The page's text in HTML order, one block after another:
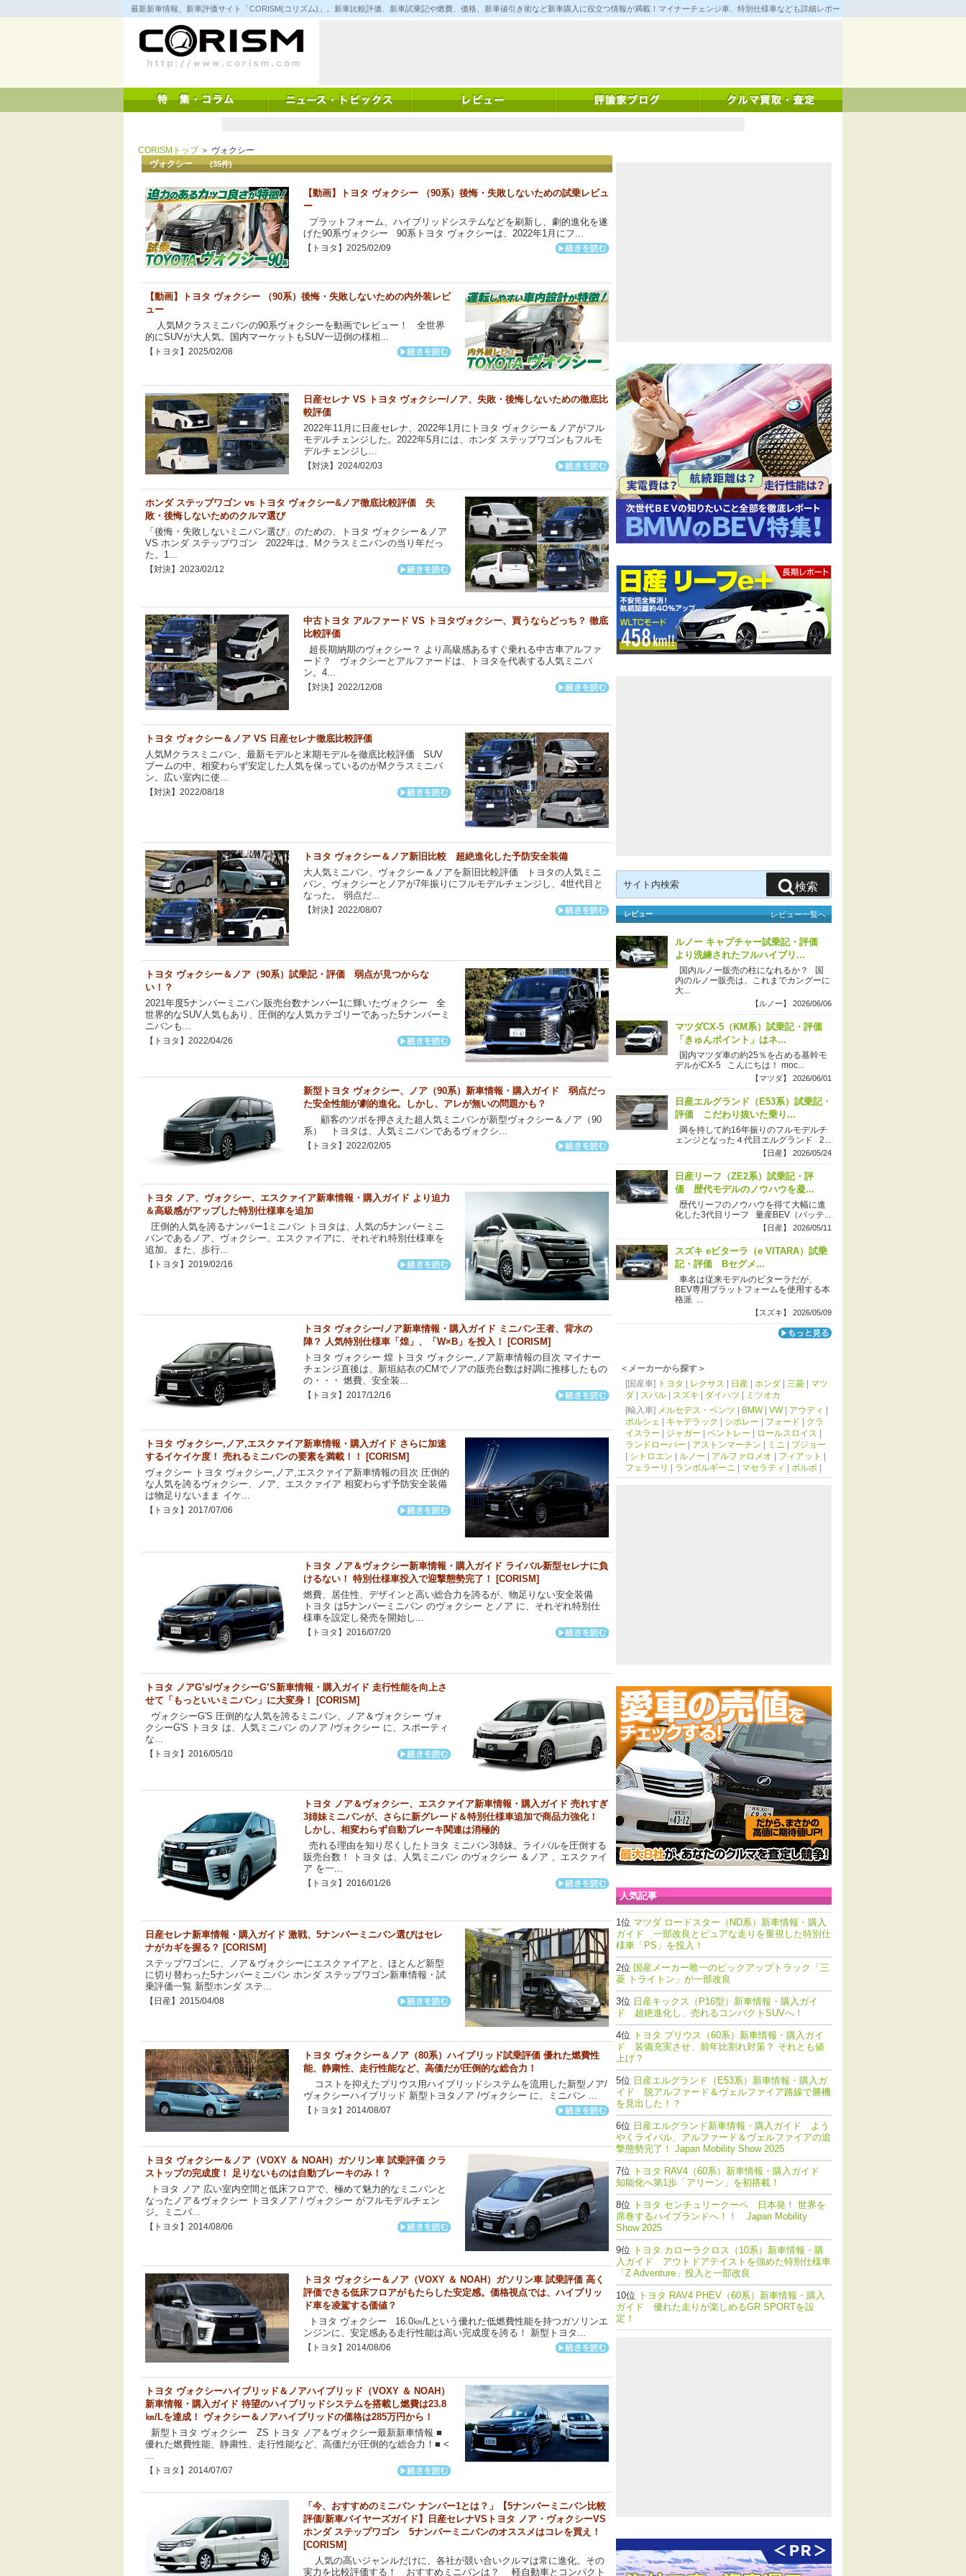
コ
ン
キ
ッ
最新新車情報、新車評価サイト「CORISM(コリズム)」。新車比較評価、新車試乗記や燃費、価格、新車値引き術など新車購入に役立つ情報が満載！マイナーチェンジ車、特別仕様車なども詳細レポート！
CORISMトップ＞ ヴォクシー
ヴォクシー(35件)
【動画】トヨタ ヴォクシー （90系）後悔・失敗しないための試乗レビュ
ー
プラットフォーム、ハイブリッドシステムなどを刷新し、劇的進化を遂
げた90系ヴォクシー 90系トヨタ ヴォクシーは、2022年1月にフ...
【トヨタ】2025/02/09
【動画】トヨタ ヴォクシー （90系）後悔・失敗しないための内外装レビ
ュー
人気Mクラスミニバンの90系ヴォクシーを動画でレビュー！ 全世界
的にSUVが大人気。国内マーケットもSUV一辺倒の様相...
【トヨタ】2025/02/08
日産セレナ VS トヨタ ヴォクシー/ノア、失敗・後悔しないための徹底比
較評価
2022年11月に日産セレナ、2022年1月にトヨタ ヴォクシー＆ノアがフル
モデルチェンジした。2022年5月には、ホンダ ステップワゴンもフルモ
デルチェンジし...
【対決】2024/02/03
ホンダ ステップワゴン vs トヨタ ヴォクシー&ノア徹底比較評価 失
敗・後悔しないためのクルマ選び
「後悔・失敗しないミニバン選び」のための、トヨタ ヴォクシー＆ノア
VS ホンダ ステップワゴン 2022年は、Mクラスミニバンの当り年だっ
た。1...
【対決】2023/02/12
中古トヨタ アルファード VS トヨタヴォクシー、買うならどっち？ 徹底
比較評価
超長期納期のヴォクシー？ より高級感あるすぐ乗れる中古車アルファ
ード？ ヴォクシーとアルファードは、トヨタを代表する人気ミニバ
ン。4...
【対決】2022/12/08
トヨタ ヴォクシー＆ノア VS 日産セレナ徹底比較評価
人気Mクラスミニバン、最新モデルと末期モデルを徹底比較評価 SUV
ブームの中、相変わらず安定した人気を保っているのがMクラスミニバ
ン。広い室内に使...
【対決】2022/08/18
トヨタ ヴォクシー＆ノア新旧比較 超絶進化した予防安全装備
大人気ミニバン、ヴォクシー＆ノアを新旧比較評価 トヨタの人気ミニ
バン、ヴォクシーとノアが7年振りにフルモデルチェンジし、4世代目と
なった。 弱点だ...
【対決】2022/08/07
トヨタ ヴォクシー＆ノア（90系）試乗記・評価 弱点が見つからな
い！？
2021年度5ナンバーミニバン販売台数ナンバー1に輝いたヴォクシー 全
世界的なSUV人気もあり、圧倒的な人気カテゴリーであった5ナンバーミ
ニバンも...
【トヨタ】2022/04/26
新型トヨタ ヴォクシー、ノア（90系）新車情報・購入ガイド 弱点だっ
た安全性能が劇的進化。しかし、アレが無いの問題かも？
顧客のツボを押さえた超人気ミニバンが新型ヴォクシー＆ノア（90
系） トヨタは、人気ミニバンであるヴォクシ...
【トヨタ】2022/02/05
トヨタ ノア、ヴォクシー、エスクァイア新車情報・購入ガイド より迫力
＆高級感がアップした特別仕様車を追加
圧倒的人気を誇るナンバー1ミニバン トヨタは、人気の5ナンバーミニ
バンであるノア、ヴォクシー、エスクァイアに、それぞれ特別仕様車を
追加。また、歩行...
【トヨタ】2019/02/16
トヨタ ヴォクシー/ノア新車情報・購入ガイド ミニバン王者、背水の
陣？ 人気特別仕様車「煌」、「W×B」を投入！ [CORISM]
トヨタ ヴォクシー 煌 トヨタ ヴォクシー,ノア新車情報の目次 マイナー
チェンジ直後は、新垣結衣のCMでノアの販売台数は好調に推移したもの
の・・・ 燃費、安全装...
【トヨタ】2017/12/16
トヨタ ヴォクシー,ノア,エスクァイア新車情報・購入ガイド さらに加速
するイケイケ度！ 売れるミニバンの要素を満載！！ [CORISM]
ヴォクシー トヨタ ヴォクシー,ノア,エスクァイア新車情報の目次 圧倒的
な人気を誇るヴォクシー、ノア、エスクァイア 相変わらず予防安全装備
は物足りないまま イケ...
【トヨタ】2017/07/06
トヨタ ノア＆ヴォクシー新車情報・購入ガイド ライバル新型セレナに負
けるない！ 特別仕様車投入で迎撃態勢完了！ [CORISM]
燃費、居住性、デザインと高い総合力を誇るが、物足りない安全装備
トヨタ は5ナンバーミニバン のヴォクシー とノア に、それぞれ特別仕
様車を設定し発売を開始し...
【トヨタ】2016/07/20
トヨタ ノアG’s/ヴォクシーG’S新車情報・購入ガイド 走行性能を向上さ
せて「もっといいミニバン」に大変身！ [CORISM]
ヴォクシーG'S 圧倒的な人気を誇るミニバン、ノア＆ヴォクシー ヴォ
クシーG'S トヨタ は、人気ミニバン のノア /ヴォクシー に、スポーティ
な...
【トヨタ】2016/05/10
トヨタ ノア＆ヴォクシー、エスクァイア新車情報・購入ガイド 売れすぎ
3姉妹ミニバンが、さらに新グレード＆特別仕様車追加で商品力強化！
しかし、相変わらず自動ブレーキ関連は消極的
売れる理由を知り尽くしたトヨタ ミニバン3姉妹。ライバルを圧倒する
販売台数！ トヨタ は、人気ミニバン のヴォクシー ＆ノア 、エスクァイ
ア を一...
【トヨタ】2016/01/26
日産セレナ新車情報・購入ガイド 激戦、5ナンバーミニバン選びはセレ
ナがカギを握る？ [CORISM]
ステップワゴンに、ノア＆ヴォクシーにエスクァイアと、ほとんど新型
に切り替わった5ナンバーミニバン ホンダ ステップワゴン新車情報・試
乗評価一覧 新型ホンダ ステ...
【日産】2015/04/08
トヨタ ヴォクシー＆ノア（80系）ハイブリッド試乗評価 優れた燃費性
能、静粛性、走行性能など、高価だが圧倒的な総合力！
コストを抑えたプリウス用ハイブリッドシステムを流用した新型ノア/
ヴォクシーハイブリッド 新型トヨタノア /ヴォクシー に、ミニバン ...
【トヨタ】2014/08/07
トヨタ ヴォクシー＆ノア（VOXY ＆ NOAH）ガソリン車 試乗評価 クラ
ストップの完成度！ 足りないものは自動ブレーキのみ！？
トヨタ ノア 広い室内空間と低床フロアで、極めて魅力的なミニバンと
なったノア＆ヴォクシー トヨタノア / ヴォクシー がフルモデルチェン
ジ。ミニバ...
【トヨタ】2014/08/06
トヨタ ヴォクシー＆ノア（VOXY ＆ NOAH）ガソリン車 試乗評価 高く
評価できる低床フロアがもたらした安定感。価格視点では、ハイブリッ
ド車を凌駕する価値？
トヨタ ヴォクシー 16.0㎞/Lという優れた低燃費性能を持つガソリンエ
ンジンに、安定感ある走行性能は高い完成度を誇る！ 新型トヨタ...
【トヨタ】2014/08/06
トヨタ ヴォクシーハイブリッド＆ノアハイブリッド（VOXY ＆ NOAH）
新車情報・購入ガイド 待望のハイブリッドシステムを搭載し燃費は23.8
㎞/Lを達成！ ヴォクシー＆ノアハイブリッドの価格は285万円から！
新型トヨタ ヴォクシー ZS トヨタ ノア＆ヴォクシー最新新車情報 ■
優れた燃費性能、静粛性、走行性能など、高価だが圧倒的な総合力！■ <
...
【トヨタ】2014/07/07
「今、おすすめのミニバン ナンバー1とは？」【5ナンバーミニバン比較
評価/新車バイヤーズガイド】日産セレナVSトヨタ ノア・ヴォクシーVS
ホンダ ステップワゴン 5ナンバーミニバンのオススメはコレを買え！
[CORISM]
人気の高いジャンルだけに、各社が競い合いクルマは常に進化。その
実力を比較評価する！ おすすめミニバンは？ 軽自動車とコンパクト
索:
検索
レビュー レビュー一覧へ
ルノー キャプチャー試乗記・評価
より洗練されたフルハイブリ...
国内ルノー販売の柱になれるか？ 国
内のルノー販売は、これまでカングーに
大...
【ルノー】 2026/06/06
マツダCX-5（KM系）試乗記・評価
「きゅんポイント」はネ...
国内マツダ車の約25％を占める基幹モ
デルがCX-5 こんにちは！ moc...
【マツダ】 2026/06/01
日産エルグランド（E53系）試乗記・
評価 こだわり抜いた乗り...
満を持して約16年振りのフルモデルチ
ェンジとなった４代目エルグランド 2...
【日産】 2026/05/24
日産リーフ（ZE2系）試乗記・評
価 歴代モデルのノウハウを凝...
歴代リーフのノウハウを得て大幅に進
化した3代目リーフ 量産BEV（バッテ...
【日産】 2026/05/11
スズキ eビターラ（e VITARA）試乗
記・評価 Bセグメ...
車名は従来モデルのビターラだが、
BEV専用プラットフォームを使用する本
格派 ...
【スズキ】 2026/05/09
＜メーカーから探す＞
[国産車] トヨタ レクサス 日産 ホンダ 三菱
マツ
ダ
スバル スズキ ダイハツ
ミツオカ
[輸入車] メルセデス・ベンツ BMW| VW| アウディ
ポルシェ
キャデラック シボレー フォード
クラ
イスラー
ジャガー ベントレー ロールスロイス
ランドローバー
アストンマーチン ミニ
プジョー
シトロエン ルノー アルファロメオ フィアット
フェラーリ
ランボルギーニ マセラティ ボルボ
人気記事
マツダ ロードスター（ND系）新車情報・購入
ガイド 一部改良とピュアな走りを重視した特別仕
様車「PS」を投入！
国産メーカー唯一のピックアップトラック「三
菱 トライトン」が一部改良
日産キックス（P16型）新車情報・購入ガイ
ド 超絶進化し、売れるコンパクトSUVへ！
トヨタ プリウス（60系）新車情報・購入ガイ
ド 装備充実させ、前年比割れ対策？ それとも値
上げ？
日産エルグランド（E53系）新車情報・購入ガ
イド 脱アルファード＆ヴェルファイア路線で勝機
を見出した！？
日産エルグランド新車情報・購入ガイド よう
やくライバル、アルファード＆ヴェルファイアの追
撃態勢完了！ Japan Mobility Show 2025
トヨタ RAV4（60系）新車情報・購入ガイド
知能化へ第1歩「アリーン」を初搭載！
トヨタ センチュリークーペ 日本発！ 世界を
席巻するハイブランドへ！！ Japan Mobility
Show 2025
トヨタ カローラクロス（10系）新車情報・購
入ガイド アウトドアテイストを強めた特別仕様車
「Z Adventure」投入と一部改良
トヨタ RAV4 PHEV（60系）新車情報・購入
ガイド 優れた走りが楽しめるGR SPORTを設
定！